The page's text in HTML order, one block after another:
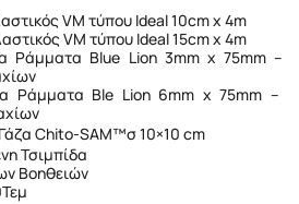
VM τύπου Ideal 10cm x 4m
VM τύπου Ideal 15cm x 4m
Ράμματα Blue Lion 3mm x 75mm –
Ράμματα Ble Lion 6mm x 75mm –
Chito-SAM™σ 10×10 cm
Τσιμπίδα
Βοηθειών